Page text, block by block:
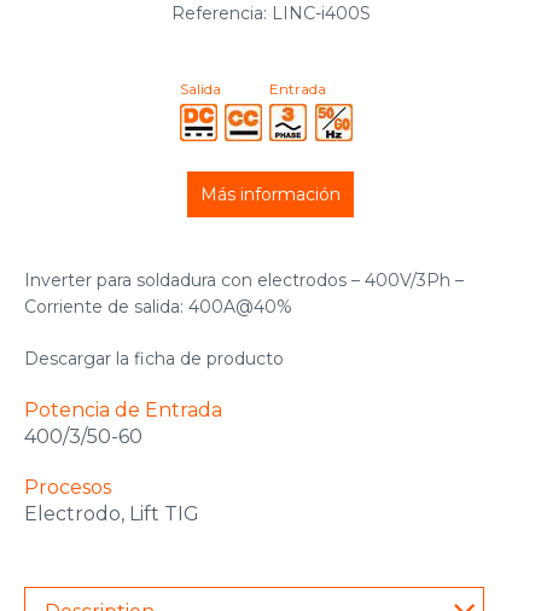
Referencia: LINC-i400S
Salida Entrada
Inverter para soldadura con electrodos – 400V/3Ph –
Corriente de salida: 400A@40%
Descargar la ficha de producto
Potencia de Entrada
400/3/50-60
Procesos
Electrodo, Lift TIG
Más información